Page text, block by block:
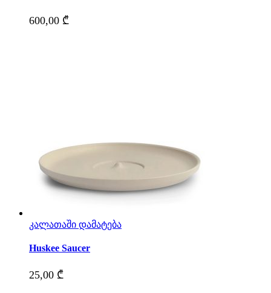
600,00 ₾
კალათაში დამატება
product
variants.
Huskee Saucer
25,00 ₾